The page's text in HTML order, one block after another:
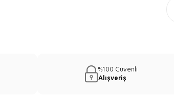
%100 Güvenli
Alışveriş